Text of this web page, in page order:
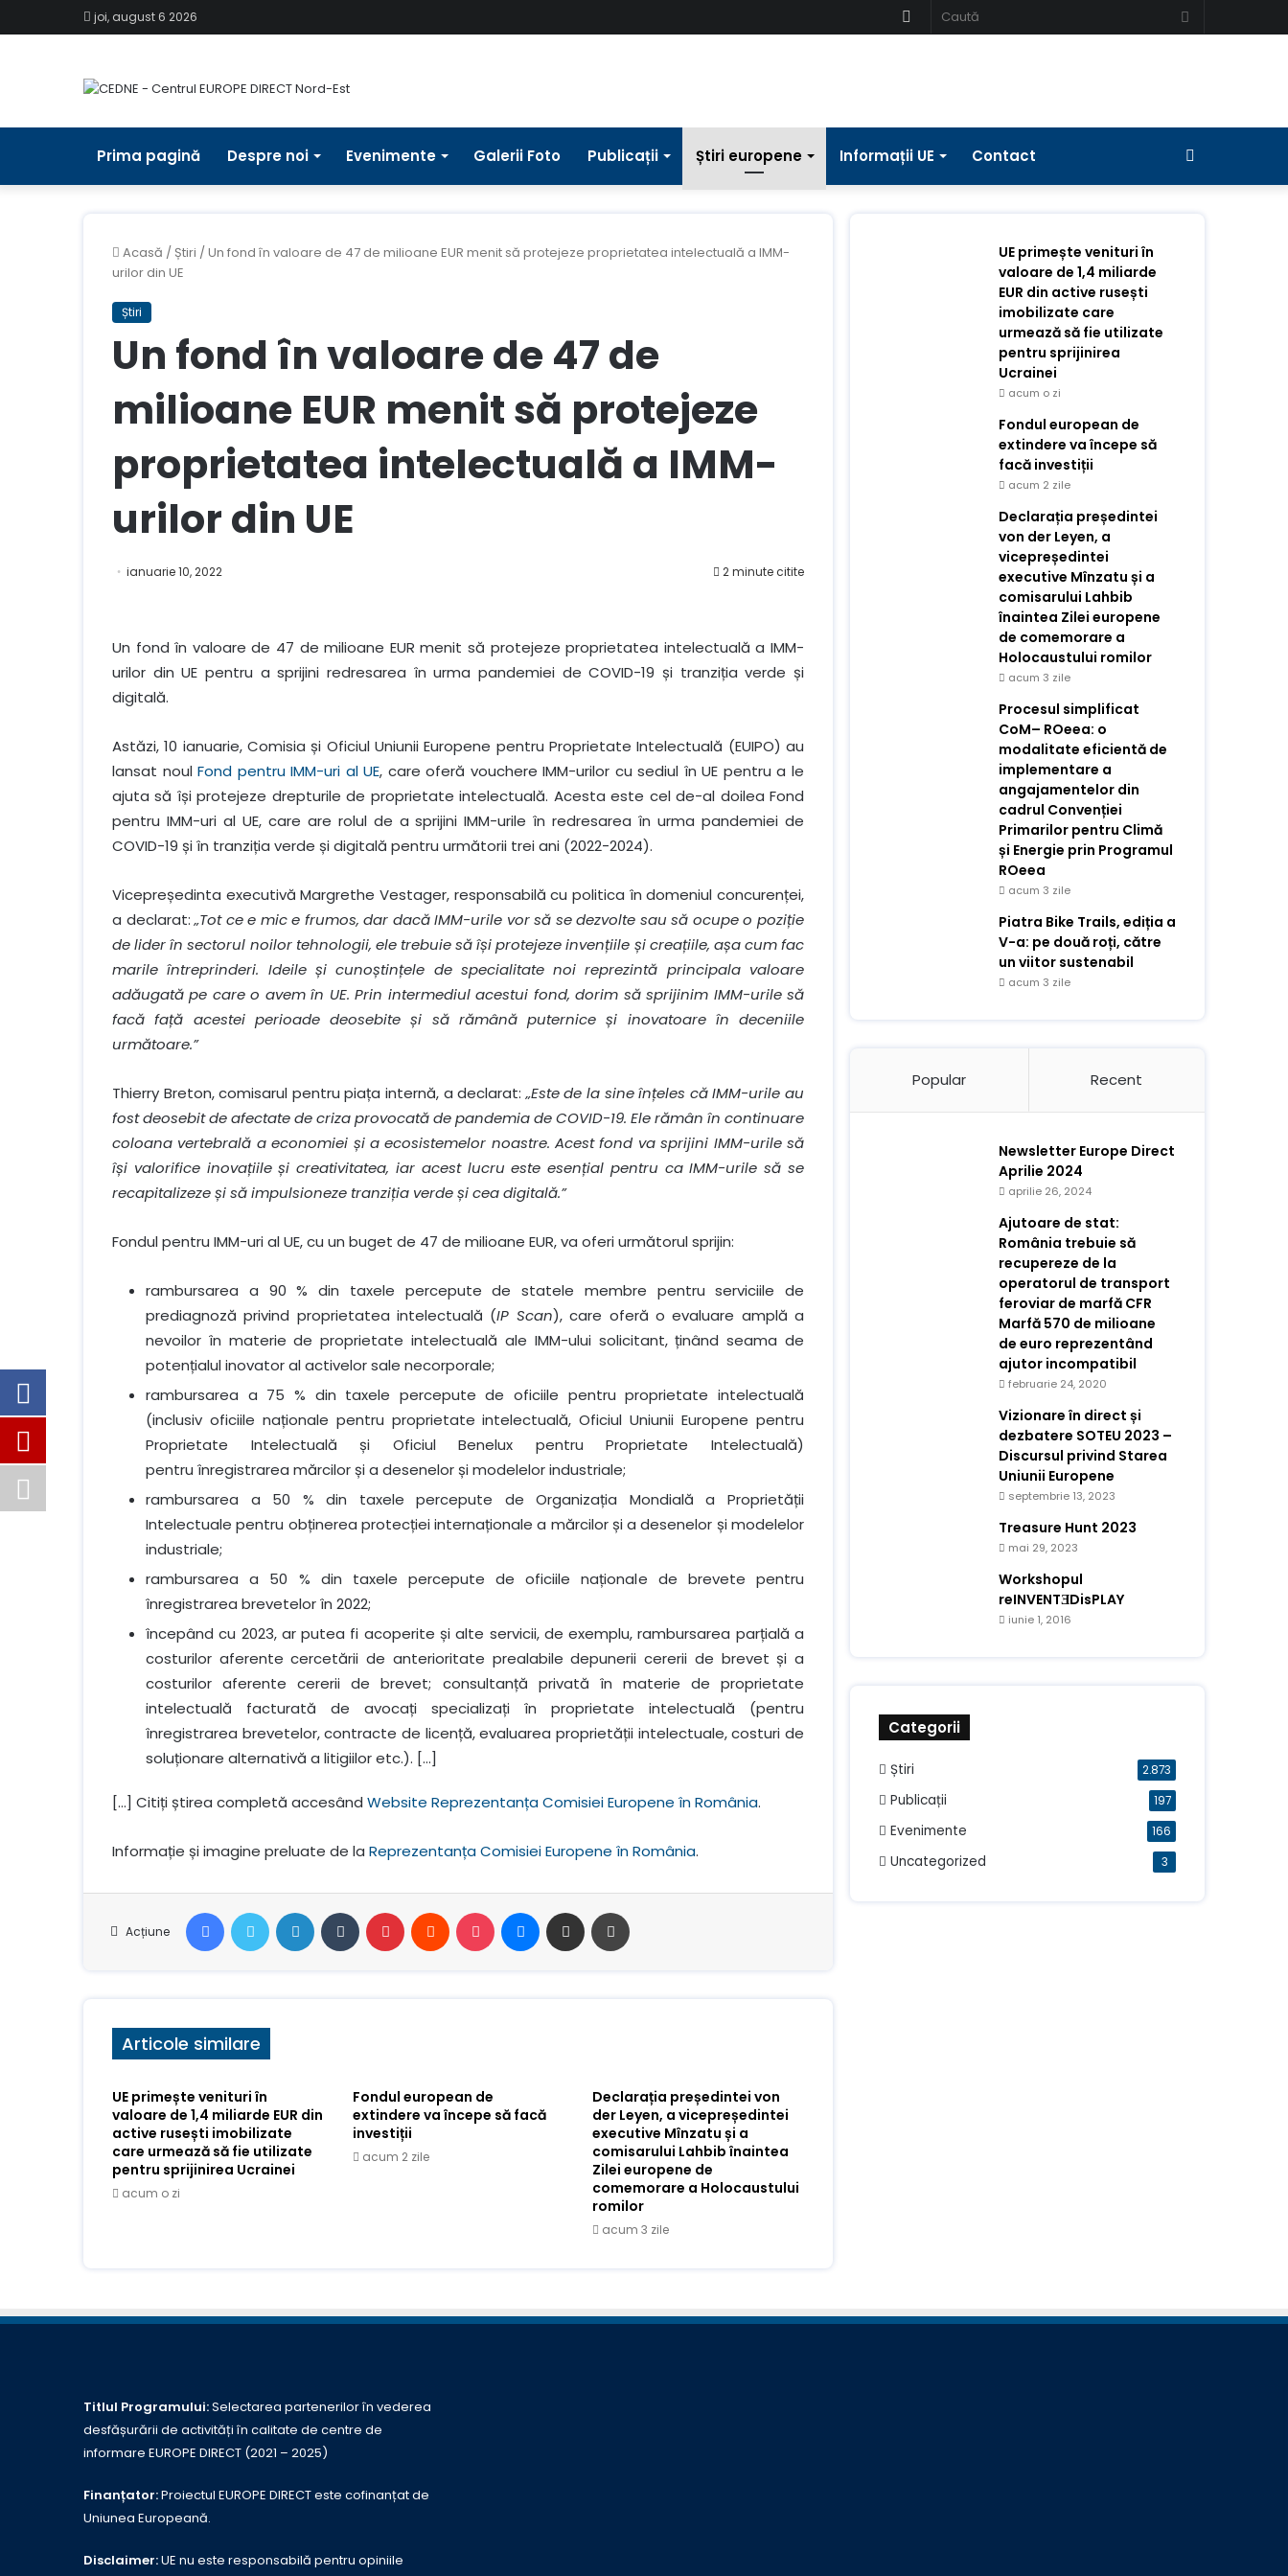
joi, august 6 2026 Caută
Schimbați
Prima pagină Despre noi Evenimente Galerii Foto Publicații Știri europene Informații UE Contact
Acasă / Știri /Un fond în valoare de 47 de milioane EUR menit să protejeze proprietatea intelectuală a IMM-
urilor din UE
Știri
Un fond în valoare de 47 de
milioane EUR menit să protejeze
proprietatea intelectuală a IMM-
urilor din UE
ianuarie 10, 2022 2 minute citite
Un fond în valoare de 47 de milioane EUR menit să protejeze proprietatea intelectuală a IMM-
urilor din UE pentru a sprijini redresarea în urma pandemiei de COVID-19 și tranziția verde și
digitală.
Astăzi, 10 ianuarie, Comisia și Oficiul Uniunii Europene pentru Proprietate Intelectuală (EUIPO) au
lansat noulFond pentru IMM-uri al UE, care oferă vouchere IMM-urilor cu sediul în UE pentru a le
ajuta să își protejeze drepturile de proprietate intelectuală. Acesta este cel de-al doilea Fond
pentru IMM-uri al UE, care are rolul de a sprijini IMM-urile în redresarea în urma pandemiei de
COVID-19 și în tranziția verde și digitală pentru următorii trei ani (2022-2024).
Vicepreședinta executivă Margrethe Vestager, responsabilă cu politica în domeniul concurenței,
a declarat:„Tot ce e mic e frumos, dar dacă IMM-urile vor să se dezvolte sau să ocupe o poziție
de lider în sectorul noilor tehnologii, ele trebuie să își protejeze invențiile și creațiile, așa cum fac
marile întreprinderi. Ideile și cunoștințele de specialitate noi reprezintă principala valoare
adăugată pe care o avem în UE. Prin intermediul acestui fond, dorim să sprijinim IMM-urile să
facă față acestei perioade deosebite și să rămână puternice și inovatoare în deceniile
următoare.”
Thierry Breton, comisarul pentru piața internă, a declarat:„Este de la sine înțeles că IMM-urile au
fost deosebit de afectate de criza provocată de pandemia de COVID-19. Ele rămân în continuare
coloana vertebrală a economiei și a ecosistemelor noastre. Acest fond va sprijini IMM-urile să
își valorifice inovațiile și creativitatea, iar acest lucru este esențial pentru ca IMM-urile să se
recapitalizeze și să impulsioneze tranziția verde și cea digitală.”
Fondul pentru IMM-uri al UE, cu un buget de 47 de milioane EUR, va oferi următorul sprijin:
rambursarea a 90 % din taxele percepute de statele membre pentru serviciile de
prediagnoză privind proprietatea intelectuală (IP Scan), care oferă o evaluare amplă a
nevoilor în materie de proprietate intelectuală ale IMM-ului solicitant, ținând seama de
potențialul inovator al activelor sale necorporale;
rambursarea a 75 % din taxele percepute de oficiile pentru proprietate intelectuală
(inclusiv oficiile naționale pentru proprietate intelectuală, Oficiul Uniunii Europene pentru
Proprietate Intelectuală și Oficiul Benelux pentru Proprietate Intelectuală)
pentru înregistrarea mărcilor și a desenelor și modelelor industriale;
rambursarea a 50 % din taxele percepute de Organizația Mondială a Proprietății
Intelectuale pentru obținerea protecției internaționale a mărcilor și a desenelor și modelelor
industriale;
rambursarea a 50 % din taxele percepute de oficiile naționale de brevete pentru
înregistrarea brevetelor în 2022;
începând cu 2023, ar putea fi acoperite și alte servicii, de exemplu, rambursarea parțială a
costurilor aferente cercetării de anterioritate prealabile depunerii cererii de brevet și a
costurilor aferente cererii de brevet; consultanță privată în materie de proprietate
intelectuală facturată de avocați specializați în proprietate intelectuală (pentru
înregistrarea brevetelor, contracte de licență, evaluarea proprietății intelectuale, costuri de
soluționare alternativă a litigiilor etc.). […]
[…] Citiți știrea completă accesând Website Reprezentanța Comisiei Europene în România.
Informație și imagine preluate de la Reprezentanța Comisiei Europene în România.
Acțiune
FacebookStare de nervozitateLinkedIn Tumblr Pinterest Reddit Buzunar Mesager Distribuie prin e-mail
Articole similare
UE primește venituri în
valoare de 1,4 miliarde EUR din
active rusești imobilizate
care urmează să fie utilizate
pentru sprijinirea Ucrainei
acum o zi
Fondul european de
extindere va începe să facă
investiții
acum 2 zile
Declarația președintei von
der Leyen, a vicepreședintei
executive Mînzatu și a
comisarului Lahbib înaintea
Zilei europene de
comemorare a Holocaustului
romilor
acum 3 zile
UE primește venituri în
valoare de 1,4 miliarde
EUR din active rusești
imobilizate care
urmează să fie utilizate
pentru sprijinirea
Ucrainei
acum o zi
Fondul european de
extindere va începe să
facă investiții
acum 2 zile
Declarația președintei
von der Leyen, a
vicepreședintei
executive Mînzatu și a
comisarului Lahbib
înaintea Zilei europene
de comemorare a
Holocaustului romilor
acum 3 zile
Procesul simplificat
CoM– ROeea: o
modalitate eficientă de
implementare a
angajamentelor din
cadrul Convenției
Primarilor pentru Climă
și Energie prin Programul
ROeea
acum 3 zile
Piatra Bike Trails, ediția a
V-a: pe două roți, către
un viitor sustenabil
acum 3 zile
Popular Recent
Newsletter Europe Direct
Aprilie 2024
aprilie 26, 2024
Ajutoare de stat:
România trebuie să
recupereze de la
operatorul de transport
feroviar de marfă CFR
Marfă 570 de milioane
de euro reprezentând
ajutor incompatibil
februarie 24, 2020
Vizionare în direct și
dezbatere SOTEU 2023 –
Discursul privind Starea
Uniunii Europene
septembrie 13, 2023
Treasure Hunt 2023
mai 29, 2023
Workshopul
reINVENTƎDisPLAY
iunie 1, 2016
Categorii
Știri 2.873
Publicații 197
Evenimente 166
Uncategorized 3
Titlul Programului:Selectarea partenerilor în vederea
desfășurării de activități în calitate de centre de
informare EUROPE DIRECT (2021 – 2025)
Finanțator:Proiectul EUROPE DIRECT este cofinanțat de
Uniunea Europeană.
Disclaimer:UE nu este responsabilă pentru opiniile